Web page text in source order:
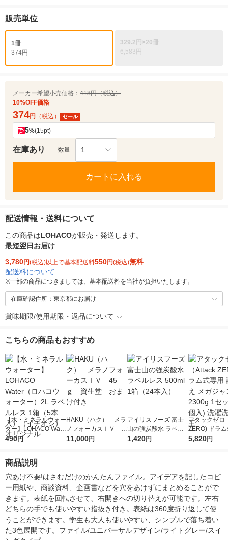
販売単位
1冊
374円
329.2円×20冊
6,583円
メーカー希望小売価格： 418円（税込）
10%OFF価格
374円 （税込） セール
5%(15pt)
在庫あり 数量 1
カートに入れる
配送情報・送料について
この商品はLOHACOが販売・発送します。
最短翌日お届け
3,780円(税込)以上で基本配送料550円(税込)無料
配送料について
※一部の商品につきましては、基本配送料を当社が負担いたします。
在庫確認住所：東京都にお届け
賞味期限/使用期限・返品について
こちらの商品もおすすめ
【水・ミネラルウォー
ター】LOHACO Wate
r（ロハコウォータ
シ） オリジナル
490円
HAKU（ハク） メラ
ノフォーカスＩＶ 4
5ｇ 資生堂 おまけ
11,000円
アイリスフーズ 富士
山の強炭酸水 ラベル
レス 500ml 1箱（24
1,420円
アタックゼロ
ZERO) ドラ
詰め替え メガ
5,820円
商品説明
穴あけ不要!はさむだけのかんたんファイル。アイデアを記したコピ
ー用紙や、商談資料、企画書などを穴をあけずにまとめることがで
きます。表紙を回転させて、右開きへの切り替えが可能です。左右
どちらの手でも使いやすい指抜き付き。表紙は360度折り返して使
うことができます。学生も大人も使いやすい、シンプルで落ち着い
た3色展開です。ファイル/ユニバーサルデザイン/ライトグレー/スイ